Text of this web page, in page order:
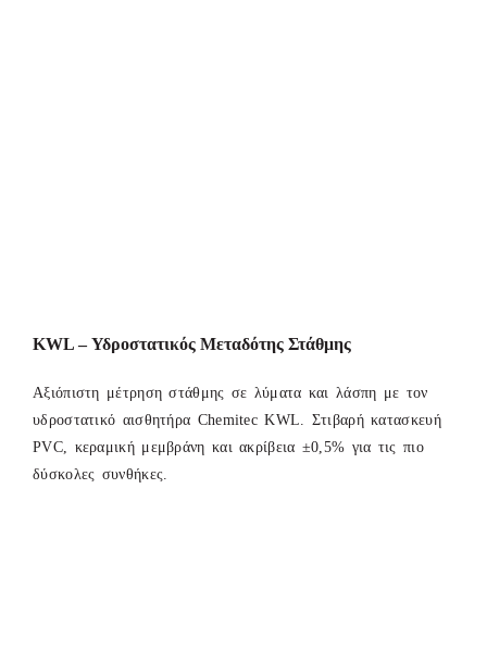
KWL – Υδροστατικός Μεταδότης Στάθμης
Αξιόπιστη μέτρηση στάθμης σε λύματα και λάσπη με τον
υδροστατικό αισθητήρα Chemitec KWL. Στιβαρή κατασκευή
PVC, κεραμική μεμβράνη και ακρίβεια ±0,5% για τις πιο
δύσκολες συνθήκες.